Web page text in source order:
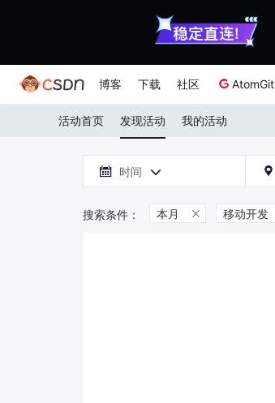
博客 下载 社区 AtomGit
活动首页 发现活动 我的活动
 时间  
本月  移动开发